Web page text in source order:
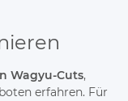
Wagyu-Cuts,
erfahren. Für